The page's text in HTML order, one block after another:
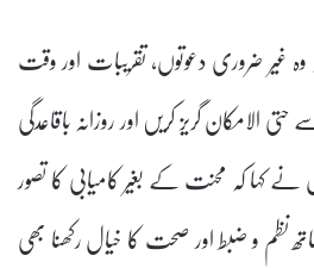
وہ غیر ضروری دعوتوں، تقریبات اور وقت
الامکان گریز کریں اور روزانہ باقاعدگی
کہا کہ محنت کے بغیر کامیابی کا تصور
نظم و ضبط اور صحت کا خیال رکھنا بھی